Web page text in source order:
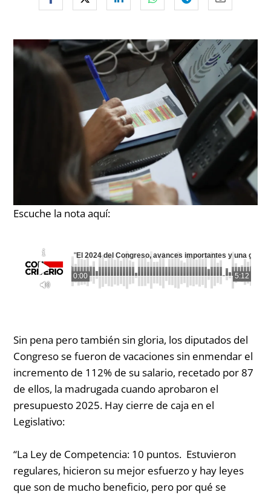
Escuche la nota aquí:
0:00 5:12
"El 2024 del Congreso, avances importantes y una gran
Sin pena pero también sin gloria, los diputados del
Congreso se fueron de vacaciones sin enmendar el
incremento de 112% de su salario, recetado por 87
de ellos, la madrugada cuando aprobaron el
presupuesto 2025. Hay cierre de caja en el
Legislativo:
“La Ley de Competencia: 10 puntos. Estuvieron
regulares, hicieron su mejor esfuerzo y hay leyes
que son de mucho beneficio, pero por qué se